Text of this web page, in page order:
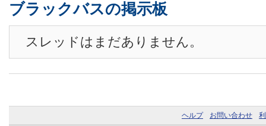
ブラックバスの掲示板
スレッドはまだありません。
ヘルプ お問い合わせ